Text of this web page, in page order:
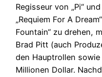
Regisseur von „Pi“
„Requiem For A
Fountain“ zu drehen,
Brad Pitt (auch
den Hauptrollen
Millionen Dollar.